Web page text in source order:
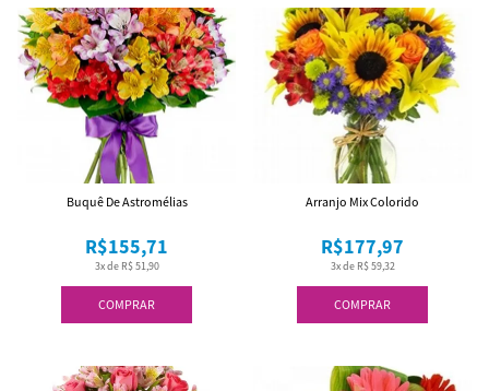
COMPRAR
3x de R$ 51,90
R$155,71
Buquê De Astromélias
COMPRAR
3x de R$ 59,32
R$177,97
Arranjo Mix Colorido